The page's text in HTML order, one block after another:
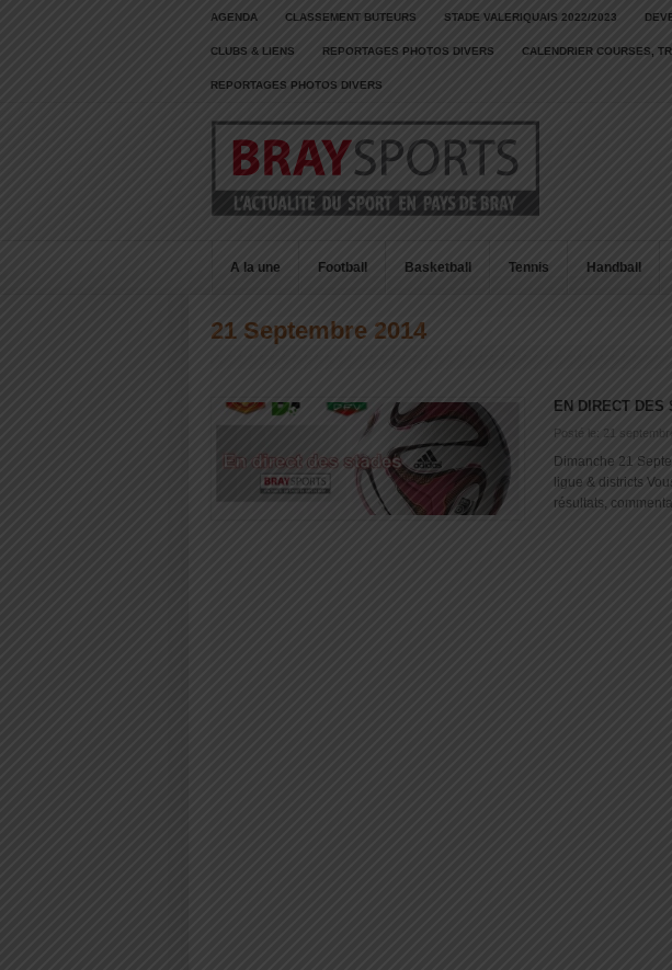
AGENDA CLASSEMENT BUTEURS STADE VALERIQUAIS 2022/2023
CLUBS & LIENS REPORTAGES PHOTOS DIVERS CALENDRIER COURSES,
REPORTAGES PHOTOS DIVERS
A la une Football Basketball Tennis Handball
21 Septembre 2014
EN DIRECT DES
Posté le: 21
Dimanche 21
ligue & districts
résultats,